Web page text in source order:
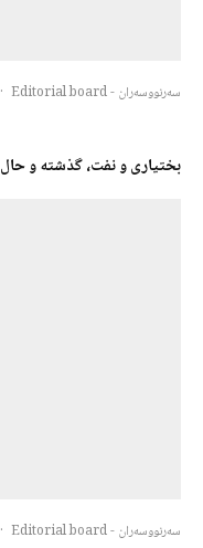
سەرنووسەران - Editorial board ·
بختیاری و نفت، گذشته و حال
سەرنووسەران - Editorial board ·